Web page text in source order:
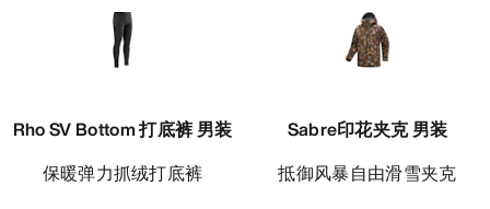
Rho SV Bottom 打底裤 男装
保暖弹力抓绒打底裤
Sabre印花夹克 男装
抵御风暴自由滑雪夹克